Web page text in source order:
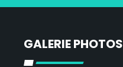
GALERIE PHOTOS